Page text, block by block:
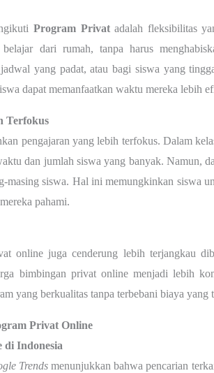
Program Privatadalah fleksibilitas
dari rumah, tanpa harus
yang padat, atau bagi siswa yang
dapat memanfaatkan waktu mereka lebih
Terfokus
pengajaran yang lebih terfokus. Dalam
dan jumlah siswa yang banyak. Namun,
masing siswa. Hal ini memungkinkan siswa
pahami.
online juga cenderung lebih terjangkau
bimbingan privat online menjadi lebih
yang berkualitas tanpa terbebani biaya yang
Privat Online
di Indonesia
Trendsmenunjukkan bahwa pencarian